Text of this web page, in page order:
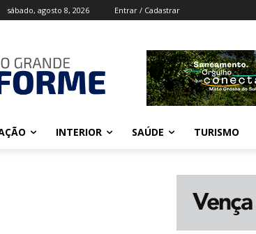
sábado, agosto 8, 2026 Entrar / Cadastrar
INTERIOR SAÚDE TURISMO